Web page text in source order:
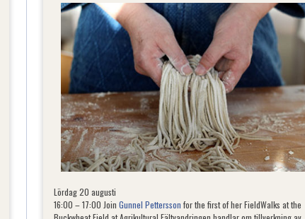
Lördag 20 augusti
16:00 – 17:00 Join Gunnel Pettersson for the first of her FieldWalks at the